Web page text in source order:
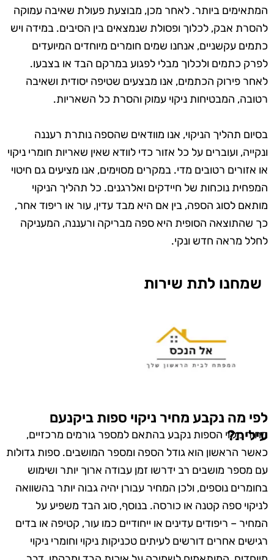
המתאימים ביותר. לאחר מכן, מבוצעת פעולת שאיבה עמוקה
להסרת אבק, לכלוך ופסולת שנמצאים בין הסיבים. במידה ויש
כתמים עקשניים, אנחנו שמים חומרים מיוחדים המיועדים
לפרק כתמים ולכלוך מבלי לפגוע במרקם הבד או בצבעו.
לאחר פירוק הכתמים, אנו מבצעים שטיפה יסודית ושאיבה
רטובה, המבטיחות ניקוי עמוק והסרת כל השאריות.
בסיום תהליך הניקוי, אנו מוודאים שהספה נותרת רעננה
ונקייה, ועוברים על כל אזור כדי לוודא שאין שאריות חומרי ניקוי
או אזורים רטובים מדי. במקרים מסוימים, אנו מציעים גם חיטוי
המפחית נוכחות של חיידקים ואלרגנים. כל תהליך הניקוי
מותאם לסוג הספה, בין אם היא מבד עדין, עור או ריפוד אחר,
כך שהתוצאה הסופית היא ספה מבריקה ורעננה, המעניקה
לחלל מראה חדש ונקי.
שמחנו לתת שירות
לפי מה נקבע מחיר ניקוי ספות ביקנעם
עילית?
מחיר ניקוי הספות נקבע בהתאם למספר גורמים מרכזיים,
כאשר הראשון הוא גודל הספה ומספר המושבים. ספות גדולות
עם מספר מושבים רב ידרשו זמן עבודה ארוך יותר ושימוש
בחומרים נוספים, ולכן המחיר עבורן יהיה גבוה יותר בהשוואה
לניקוי ספה קטנה או כורסה. בנוסף, סוג הבד משפיע על
המחיר – ריפודים עדינים או ייחודיים כמו עור, קטיפה או בדים
רגישים אחרים דורשים לעיתים טכניקות ניקוי וחומרי ניקוי